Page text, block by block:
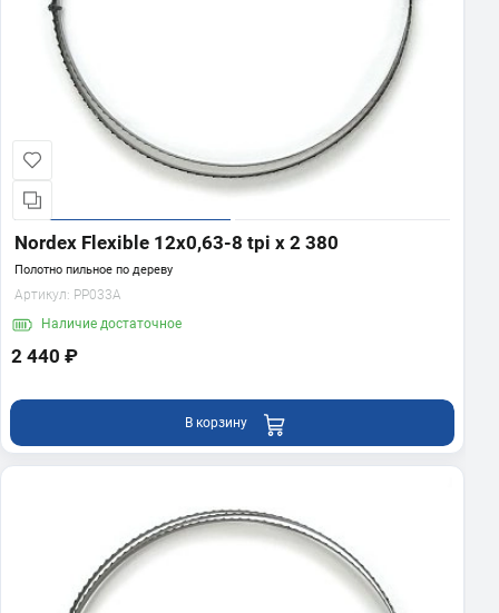
Nordex Flexible 12х0,63-8 tpi x 2 380
Полотно пильное по дереву
Артикул: PP033A
Наличие достаточное
2 440 ₽
В корзину